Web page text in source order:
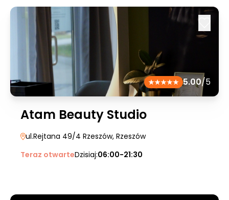
5.00/5
Atam Beauty Studio
ul.Rejtana 49/4 Rzeszów, Rzeszów
Teraz otwarteDzisiaj:06:00-21:30